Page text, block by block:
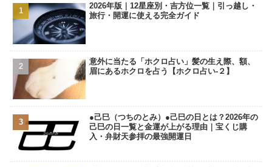
2026年版｜12星座別・吉方位一覧｜引っ越し・
旅行・開運に使える完全ガイド
意外に当たる「ホクロ占い」髪の生え際、額、
眉にあるホクロを占う【ホクロ占い‐２】
●己巳（つちのとみ）●己巳の日とは？2026年の
己巳の日一覧と金運が上がる理由｜宝くじ購
入・弁財天参拝の最強開運日